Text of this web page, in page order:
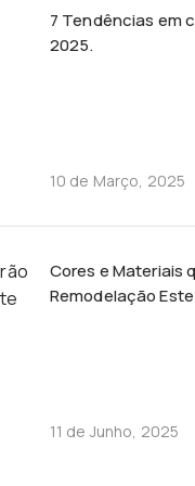
7 Tendências em
2025.
10 de Março, 2025
Cores e Materiais
Remodelação
11 de Junho, 2025